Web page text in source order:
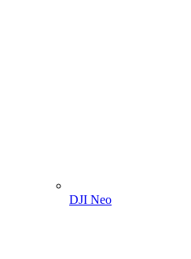
DJI Neo